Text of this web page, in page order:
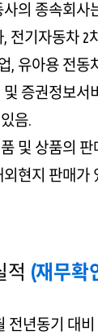
사의 종속회사
, 전기자동차 2
, 유아용 전동
및 증권정보
음.
및 상품의
외현지 판매가
적 (재무확
전년동기 대